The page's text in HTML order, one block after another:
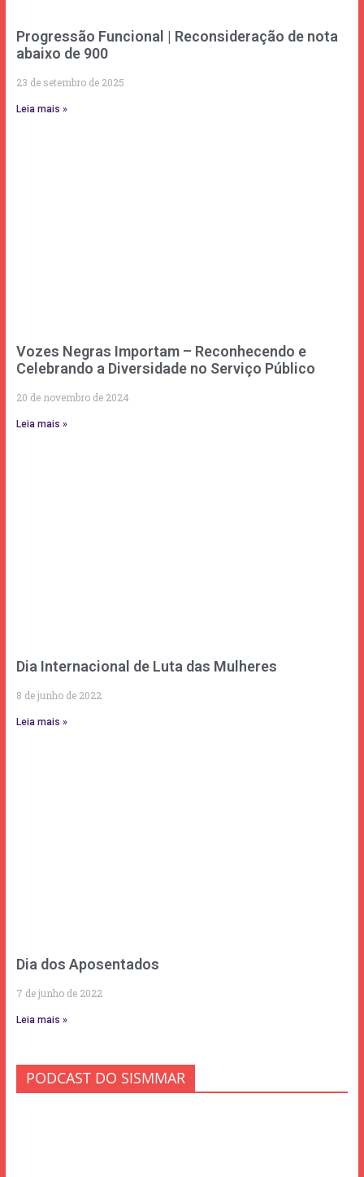
Progressão Funcional | Reconsideração de nota
abaixo de 900
23 de setembro de 2025
Leia mais »
Vozes Negras Importam – Reconhecendo e
Celebrando a Diversidade no Serviço Público
20 de novembro de 2024
Leia mais »
Dia Internacional de Luta das Mulheres
8 de junho de 2022
Leia mais »
Dia dos Aposentados
7 de junho de 2022
Leia mais »
PODCAST DO SISMMAR